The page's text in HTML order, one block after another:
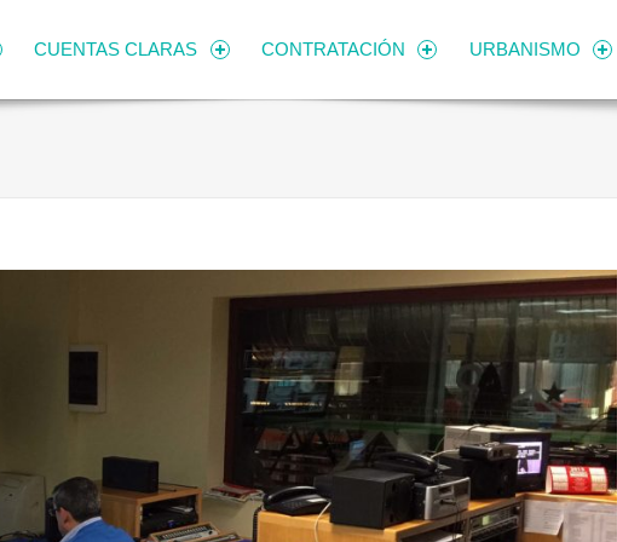
CUENTAS CLARAS CONTRATACIÓN URBANISMO